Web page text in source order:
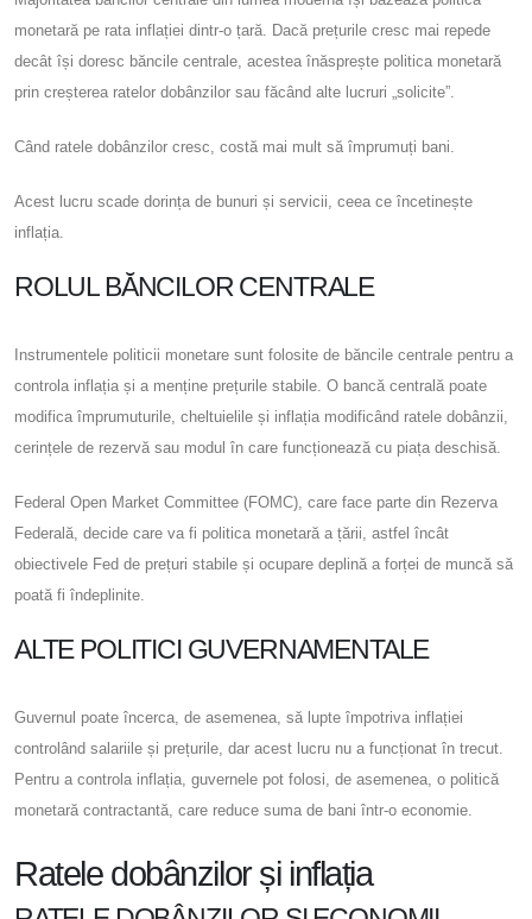
monetară pe rata inflației dintr-o țară. Dacă prețurile cresc mai repede
decât își doresc băncile centrale, acestea înăsprește politica monetară
prin creșterea ratelor dobânzilor sau făcând alte lucruri „solicite”.
Când ratele dobânzilor cresc, costă mai mult să împrumuți bani.
Acest lucru scade dorința de bunuri și servicii, ceea ce încetinește
inflația.
ROLUL BĂNCILOR CENTRALE
Instrumentele politicii monetare sunt folosite de băncile centrale pentru a
controla inflația și a menține prețurile stabile. O bancă centrală poate
modifica împrumuturile, cheltuielile și inflația modificând ratele dobânzii,
cerințele de rezervă sau modul în care funcționează cu piața deschisă.
Federal Open Market Committee (FOMC), care face parte din Rezerva
Federală, decide care va fi politica monetară a țării, astfel încât
obiectivele Fed de prețuri stabile și ocupare deplină a forței de muncă să
poată fi îndeplinite.
ALTE POLITICI GUVERNAMENTALE
Guvernul poate încerca, de asemenea, să lupte împotriva inflației
controlând salariile și prețurile, dar acest lucru nu a funcționat în trecut.
Pentru a controla inflația, guvernele pot folosi, de asemenea, o politică
monetară contractantă, care reduce suma de bani într-o economie.
Ratele dobânzilor și inflația